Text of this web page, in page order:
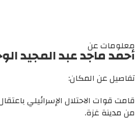
معلومات عن
أحمد ماجد عبد المجيد
تفاصيل عن المكان:
قامت قوات الاحتلال الإسرائيلي
من مدينة غزة.